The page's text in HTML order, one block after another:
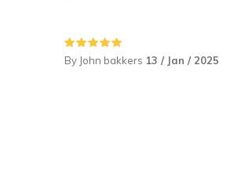
By John bakkers 13 / Jan / 2025